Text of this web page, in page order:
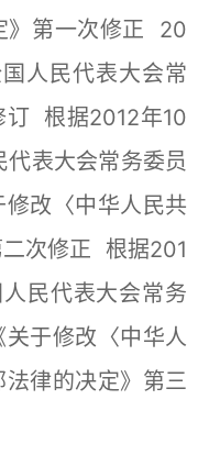
》第一次修正 20
人民代表大会常
订 根据2012年10
表大会常务委员
改〈中华人民共
次修正 根据201
民代表大会常务
于修改〈中华人
律的决定》第三